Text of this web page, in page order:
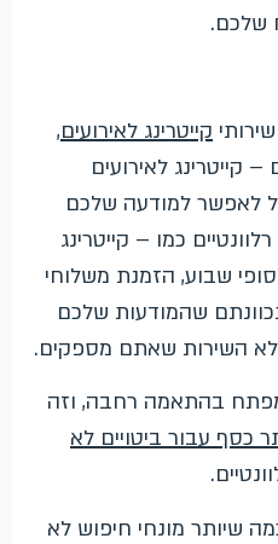
שלכם.
קייטרינג לאירועים,
לאירועים
לאפשר למודעה שלכם
כמו – קייטרינג
שבוע, הזמנת משלוחי
שהמודעות שלכם
לא השירות שאתם מספקים.
בהתאמה רחבה, וזה
כסף עבור ביטויים לא
שיותר מונחי חיפוש לא